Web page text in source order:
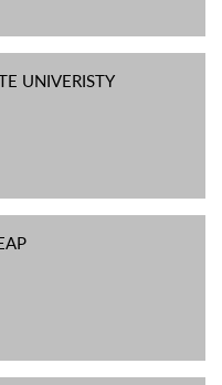
UNIVERISTY